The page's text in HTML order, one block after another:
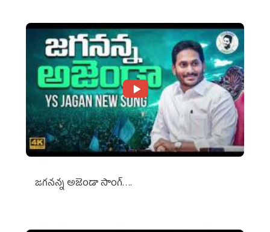
జగనన్న అజెండా సాంగ్….